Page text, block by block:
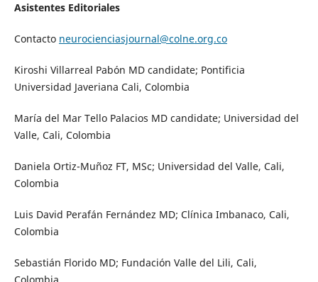
Asistentes Editoriales
Contacto neurocienciasjournal@colne.org.co
Kiroshi Villarreal Pabón MD candidate; Pontificia
Universidad Javeriana Cali, Colombia
María del Mar Tello Palacios MD candidate; Universidad del
Valle, Cali, Colombia
Daniela Ortiz-Muñoz FT, MSc; Universidad del Valle, Cali,
Colombia
Luis David Perafán Fernández MD; Clínica Imbanaco, Cali,
Colombia
Sebastián Florido MD; Fundación Valle del Lili, Cali,